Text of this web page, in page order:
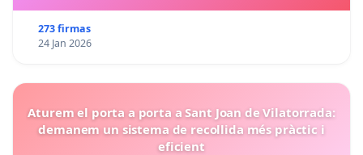
273 firmas
24 Jan 2026
Aturem el porta a porta a Sant Joan de Vilatorrada:
demanem un sistema de recollida més pràctic i
eficient